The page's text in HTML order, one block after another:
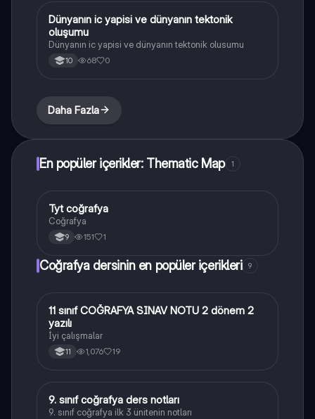
Coğrafya
Dünyanın ic yapisi ve dünyanın tektonik
oluşumu
Dünyanın ic yapisi ve dünyanın tektonik olusumu
10 68 0
Daha Fazla
En popüler içerikler: Thematic Map 1
Coğrafya
Tyt coğrafya
Coğrafya
9 151 1
Coğrafya dersinin en popüler içerikleri 9
Coğrafya
11 sınıf COĞRAFYA SINAV NOTU 2 dönem 2
yazılı
İyi çalışmalar
11 1,076 19
Coğrafya
9. sınıf coğrafya ders notları
9. sınıf coğrafya ilk 3 ünitenin notları